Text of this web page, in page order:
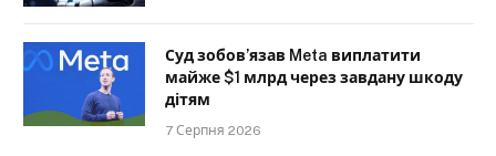
Суд зобов’язав Meta виплатити
майже $1 млрд через завдану шкоду
дітям
7 Серпня 2026